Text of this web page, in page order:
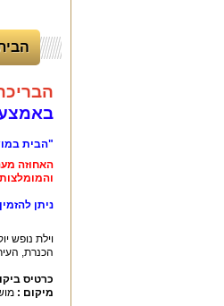
באמצע
"הבית
האחוזה
ניתן
וילת נופש
הכנרת,
כרטיס
מיקום :